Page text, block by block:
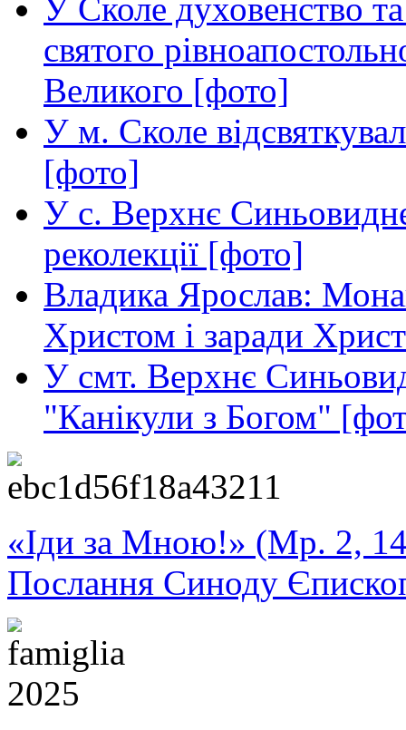
У Сколе духовенство
святого
Великого [фото]
У м. Сколе
[фото]
У с. Верхнє
реколекції [фото]
Владика Ярослав:
Христом і заради
У смт. Верхнє
"Канікули з Богом"
«Іди за Мною!» (Мр. 2,
Послання Синоду